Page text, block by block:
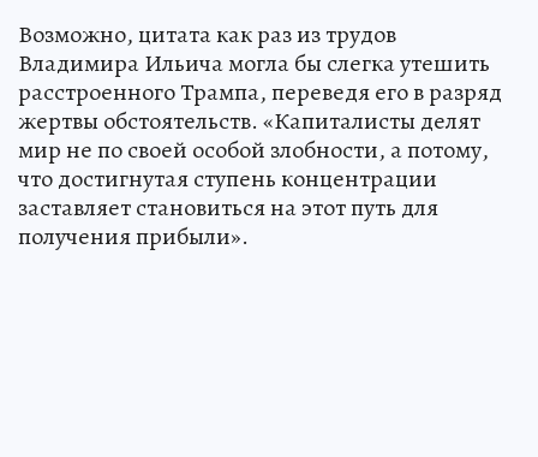
Возможно, цитата как раз из трудов
Владимира Ильича могла бы слегка утешить
расстроенного Трампа, переведя его в разряд
жертвы обстоятельств. «Капиталисты делят
мир не по своей особой злобности, а потому,
что достигнутая ступень концентрации
заставляет становиться на этот путь для
получения прибыли».